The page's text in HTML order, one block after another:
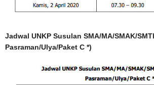
Jadwal UNKP Susulan SMA/MA/SMAK/
Pasraman/Ulya/Paket C *)